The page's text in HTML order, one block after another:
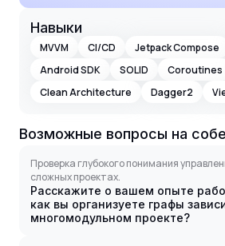
Навыки
MVVM CI/CD Jetpack Compose
Android SDK
SOLID Coroutines
Clean Architecture
Dagger2
Возможные вопросы на
Проверка глубокого понимания
сложных проектах.
Расскажите о вашем опыте
как вы организуете графы
многомодульном проекте?